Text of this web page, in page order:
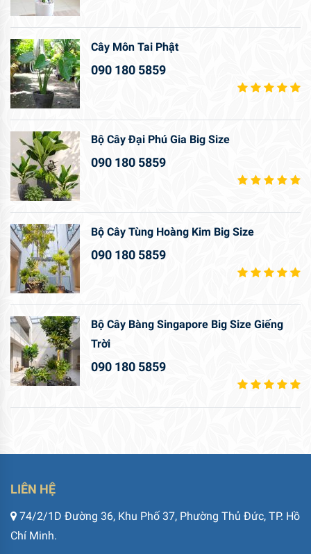
Cây Môn Tai Phật
090 180 5859
Bộ Cây Đại Phú Gia Big Size
090 180 5859
Bộ Cây Tùng Hoàng Kim Big Size
090 180 5859
Bộ Cây Bàng Singapore Big Size Giếng
Trời
090 180 5859
LIÊN HỆ
74/2/1D Đường 36, Khu Phố 37, Phường Thủ Đức, TP. Hồ
Chí Minh.